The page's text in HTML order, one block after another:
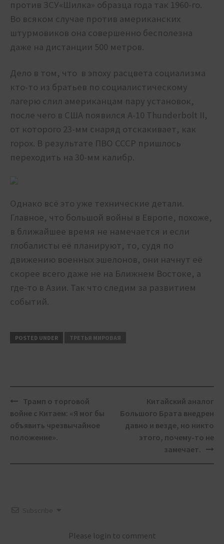
против ЗСУ«Шилка» образца года так 1960-го.
Во всяком случае против американских
штурмовиков она совершенно бесполезна
даже на дистанции 500 метров.
Дело в том, что в эпоху расцвета социализма
кто-то из братьев по социалистическому
лагерю слил американцам пару установок,
после чего в США появился A-10 Thunderbolt II,
от которого 23-мм снаряд отскакивает, как
горох. В результате ПВО СССР пришлось
переходить на 30-мм калибр.
Однако всё это уже технические детали.
Главное, что большой войны в Европе, похоже,
в ближайшее время не намечается и если
глобалисты её планируют, то, судя по
движению военных эшелонов, они начнут её
скорее всего даже не на Ближнем Востоке, а
где-то в Азии. Так что следим за развитием
событий.
POSTED UNDER ТРЕТЬЯ МИРОВАЯ
Post
navigation
Трамп о торговой
войне с Китаем: «Я мог бы
объявить чрезвычайное
положение».
Китайский аналог
Большого Брата внедрен
давно и везде, но никто
этого, почему-то не
замечает.
Please login to comment